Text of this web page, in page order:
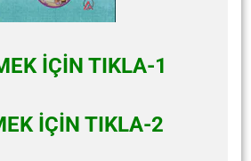
İÇİN TIKLA-1
İÇİN TIKLA-2